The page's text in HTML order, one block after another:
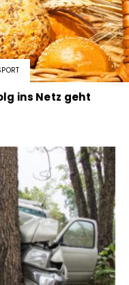
ins Netz geht